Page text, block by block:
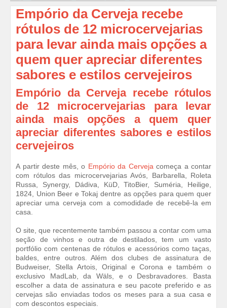
Empório da Cerveja recebe
rótulos de 12 microcervejarias
para levar ainda mais opções a
quem quer apreciar diferentes
sabores e estilos cervejeiros
Empório da Cerveja recebe rótulos
de 12 microcervejarias para levar
ainda mais opções a quem quer
apreciar diferentes sabores e estilos
cervejeiros
A partir deste mês, o Empório da Cerveja começa a contar
com rótulos das microcervejarias Avós, Barbarella, Roleta
Russa, Synergy, Dádiva, KüD, TitoBier, Suméria, Heilige,
1824, Union Beer e Tokaj dentre as opções para quem quer
apreciar uma cerveja com a comodidade de recebê-la em
casa.
O site, que recentemente também passou a contar com uma
seção de vinhos e outra de destilados, tem um vasto
portfólio com centenas de rótulos e acessórios como taças,
baldes, entre outros. Além dos clubes de assinatura de
Budweiser, Stella Artois, Original e Corona e também o
exclusivo MadLab, da Wäls, e o Desbravadores. Basta
escolher a data de assinatura e seu pacote preferido e as
cervejas são enviadas todos os meses para a sua casa e
com descontos especiais.